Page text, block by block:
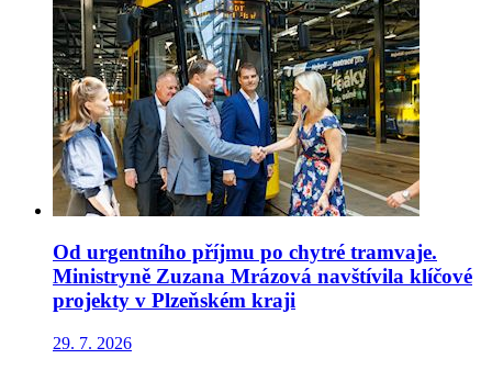
Od urgentního příjmu po chytré tramvaje.
Ministryně Zuzana Mrázová navštívila klíčové
projekty v Plzeňském kraji
29. 7. 2026